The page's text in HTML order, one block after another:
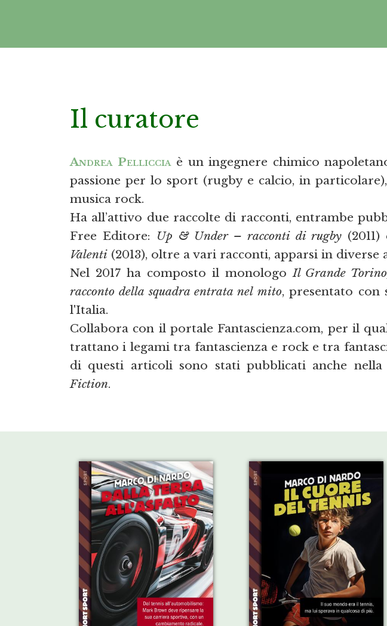
Il curatore
Andrea Pellicciaè un ingegnere chimico
passione per lo sport (rugby e calcio, in
musica rock.
Ha all’attivo due raccolte di racconti, entrambe
Free Editore: Up & Under – racconti di rugby(2011)
Valenti (2013), oltre a vari racconti, apparsi in diverse
Nel 2017 ha composto il monologoIl Grande
racconto della squadra entrata nel mito, presentato con
l'Italia.
Collabora con il portale Fantascienza.com, per il
trattano i legami tra fantascienza e rock e tra
di questi articoli sono stati pubblicati anche
Fiction.